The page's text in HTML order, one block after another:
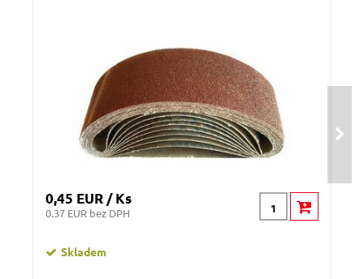
Odeslat dotaz
0,45 EUR / Ks
0.37 EUR bez DPH
Skladem